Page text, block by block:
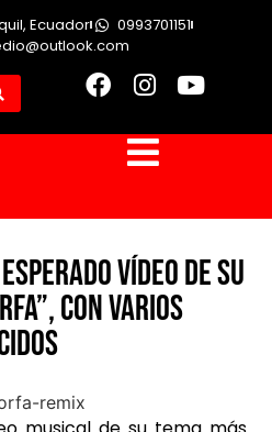
Ecuador
0993701151
vídeo de su
con varios